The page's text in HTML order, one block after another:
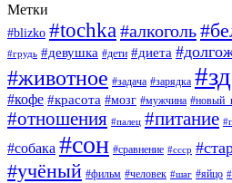
Метки
#blizko #tochka #алкоголь
#грудь #девушка #дети #диета
#животное #задача #зарядка
#кофе #красота #мозг #мужчина
#отношения #палец #питание
#собака #сон #сравнение #ссср
#учёный #фильм #человек #шаг #яйцо